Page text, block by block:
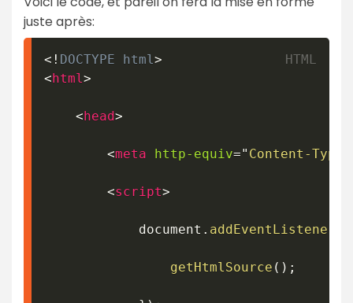
juste après:
<! DOCTYPE html>
<html>
<head>
<meta http-equiv=" Content-Type
<script>
			document
. addEventListener
getHtmlSource ( ) ;